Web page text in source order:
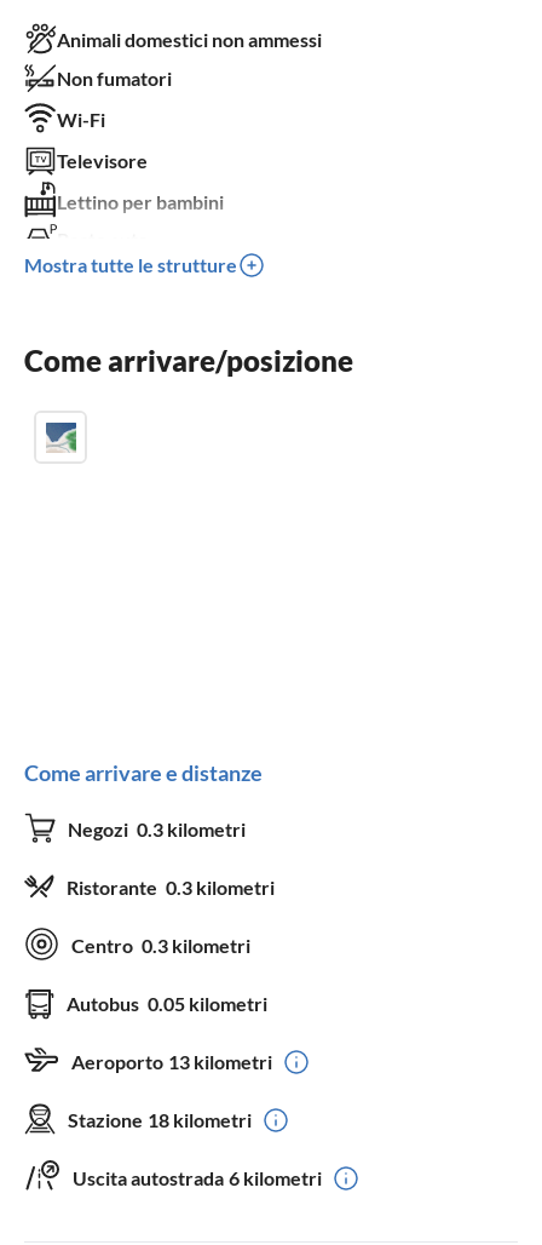
Animali domestici non ammessi
Non fumatori
Wi-Fi
Televisore
Lettino per bambini
Bambini benvenuti
Mostra tutte le strutture
Come arrivare/posizione
Come arrivare e distanze
Negozi 0.3 kilometri
Ristorante 0.3 kilometri
Centro 0.3 kilometri
Autobus 0.05 kilometri
Aeroporto 13 kilometri
Stazione 18 kilometri
Uscita autostrada 6 kilometri